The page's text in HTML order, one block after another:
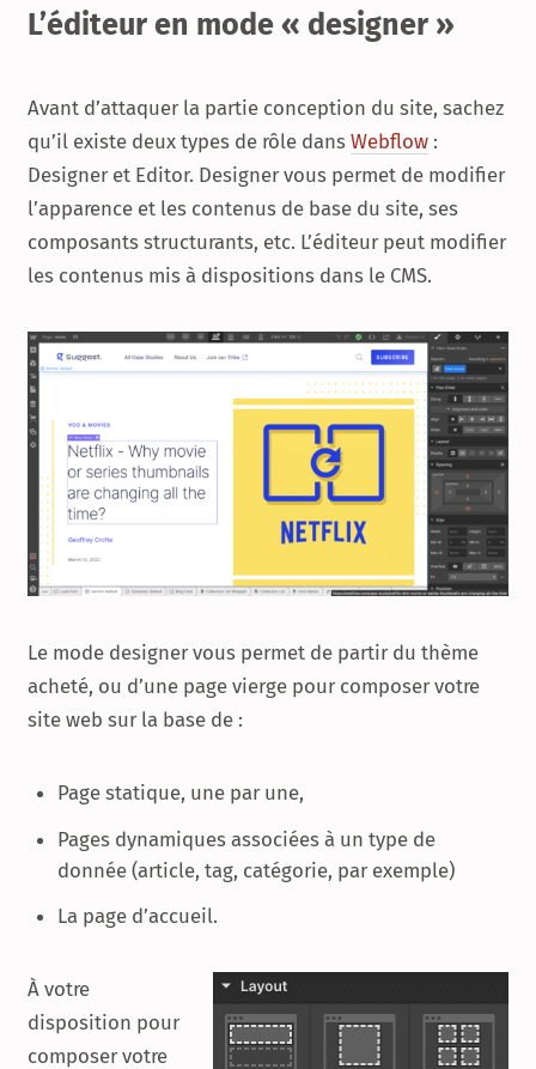
L’éditeur en mode « designer »
Avant d’attaquer la partie conception du site, sachez
qu’il existe deux types de rôle dans Webflow :
Designer et Editor. Designer vous permet de modifier
l’apparence et les contenus de base du site, ses
composants structurants, etc. L’éditeur peut modifier
les contenus mis à dispositions dans le CMS.
Le mode designer vous permet de partir du thème
acheté, ou d’une page vierge pour composer votre
site web sur la base de :
Page statique, une par une,
Pages dynamiques associées à un type de
donnée (article, tag, catégorie, par exemple)
La page d’accueil.
À votre
disposition pour
composer votre